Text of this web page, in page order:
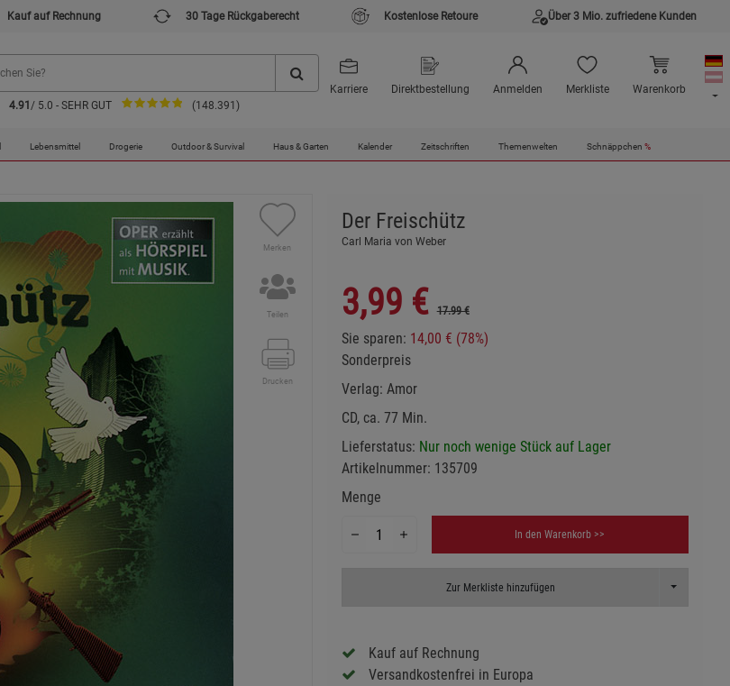
Kauf auf Rechnung 30 Tage Rückgaberecht Kostenlose Retoure Über 3 Mio. zufriedene Kunden
4.91 / 5.0 - SEHR GUT (148.391)
Karriere Direktbestellung Anmelden Merkliste Warenkorb
Lebensmittel Drogerie Outdoor & Survival Haus & Garten Kalender Zeitschriften Themenwelten Schnäppchen %
Merken
Teilen
Drucken
Der Freischütz
Carl Maria von Weber
3,99 € 17.99 €
Sie sparen: 14,00 € (78%)
Sonderpreis
Verlag: Amor
CD, ca. 77 Min.
Lieferstatus: Nur noch wenige Stück auf Lager
Artikelnummer: 135709
Menge
In den Warenkorb >>
Zur Merkliste hinzufügen Toggle
Kauf auf Rechnung
Versandkostenfrei in Europa